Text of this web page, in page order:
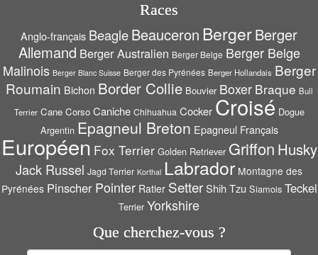
Races
Anglo-français BeagleBeauceron BergerBerger
Allemand Berger Australien Berger Belge Berger Belge
Malinois Berger Blanc Suisse Berger des Pyrénées Berger Hollandais Berger
Roumain Bichon Border Collie Bouvier Boxer Braque Bull
Terrier Cane Corso Caniche Chihuahua Cocker Croisé Dogue
Argentin Epagneul Breton Epagneul Français
Européen Fox Terrier Golden Retriever Griffon Husky
Jack Russel Jagd Terrier Korthal Labrador Montagne des
Pyrénées Pinscher Pointer Ratier Setter Shih Tzu Siamois Teckel
Terrier Yorkshire
Que cherchez-vous ?